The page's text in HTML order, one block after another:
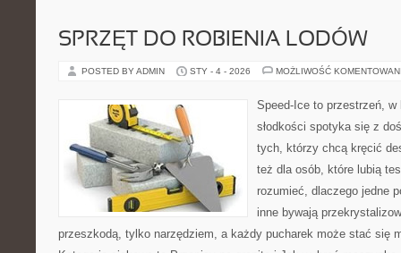
SPRZĘT DO ROBIENIA LODÓW
POSTED BY ADMIN STY - 4 - 2026 MOŻLIWOŚĆ
Speed-Ice to przestrzeń,
słodkości spotyka się z
tych, którzy chcą kręcić
też dla osób, które lubią
rozumieć, dlaczego jedne
inne bywają
przeszkodą, tylko narzędziem, a każdy pucharek może stać się